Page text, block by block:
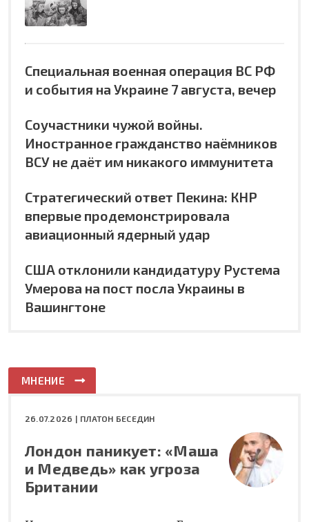
Специальная военная операция ВС РФ
и события на Украине 7 августа, вечер
Соучастники чужой войны.
Иностранное гражданство наёмников
ВСУ не даёт им никакого иммунитета
Стратегический ответ Пекина: КНР
впервые продемонстрировала
авиационный ядерный удар
США отклонили кандидатуру Рустема
Умерова на пост посла Украины в
Вашингтоне
МНЕНИЕ
26.07.2026 | ПЛАТОН БЕСЕДИН
Лондон паникует: «Маша
и Медведь» как угроза
Британии